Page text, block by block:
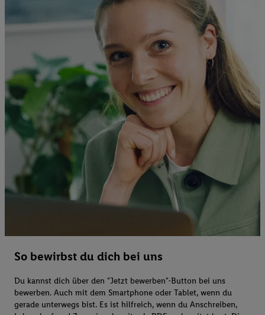
So bewirbst du dich bei uns
Du kannst dich über den "Jetzt bewerben"-Button bei uns
bewerben. Auch mit dem Smartphone oder Tablet, wenn du
gerade unterwegs bist. Es ist hilfreich, wenn du Anschreiben,